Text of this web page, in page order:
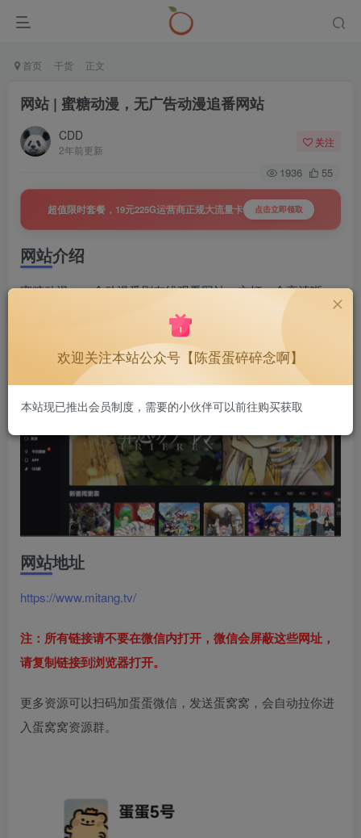
首页 干货 正文
网站 | 蜜糖动漫，无广告动漫追番网站
CDD
2年前更新
关注
1936 55
超值限时套餐，19元225G运营商正规大流量卡 点击立即领取
网站介绍
蜜糖动漫，一个动漫番剧在线观看网站，主打一个高清晰
度，加载速度也不错，无广告，无需注册。
网站截图
网站地址
https://www.mitang.tv/
注：所有链接请不要在微信内打开，微信会屏蔽这些网址，
请复制链接到浏览器打开。
更多资源可以扫码加蛋蛋微信，发送蛋窝窝，会自动拉你进
入蛋窝窝资源群。
欢迎关注本站公众号【陈蛋蛋碎碎念啊】
本站现已推出会员制度，需要的小伙伴可以前往购买获取